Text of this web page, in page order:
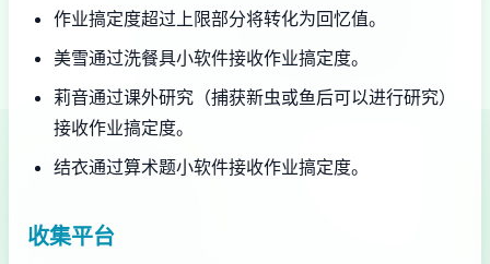
作业搞定度超过上限部分将转化为回忆值。
美雪通过洗餐具小软件接收作业搞定度。
莉音通过课外研究（捕获新虫或鱼后可以进行研究）
接收作业搞定度。
结衣通过算术题小软件接收作业搞定度。
收集平台